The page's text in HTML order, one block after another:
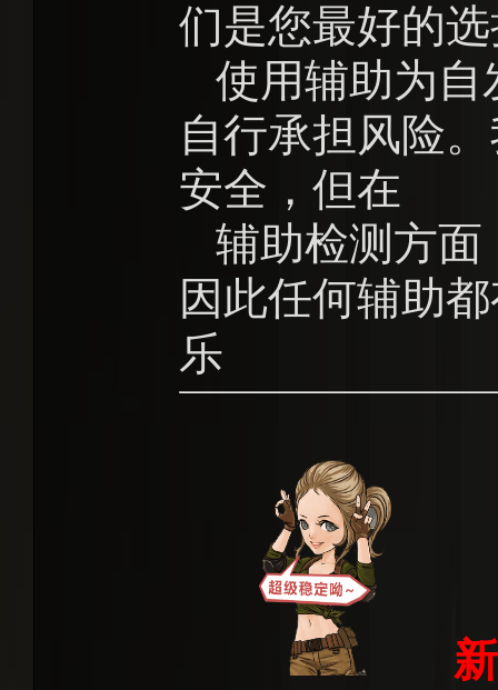
们是您最好的
使用辅助为自
自行承担风险
安全，但在
辅助检测方面
因此任何辅助
乐